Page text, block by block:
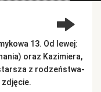
13. Od lewej:
oraz Kazimiera,
z rodzeństwa-
zdjęcie.